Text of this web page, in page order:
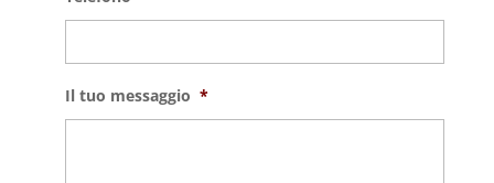
Il tuo messaggio *